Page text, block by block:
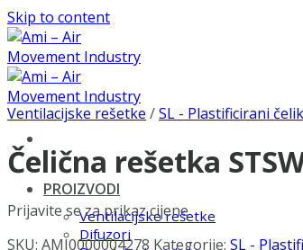
Skip to content
PROIZVODI
Ventilacijske rešetke
Difuzori
Ventilacijske rešetke /SL - Plastificirani čelik
Čelična rešetka
Prijavite se za prikaz cijene
SKU: AMI0000004278 Kategorije: SL -